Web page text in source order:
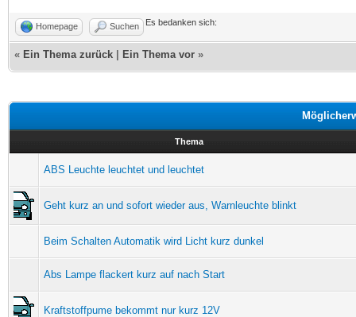
Homepage Suchen Es bedanken sich:
« Ein Thema zurück Ein Thema vor »
Thema
ABS Leuchte leuchtet und leuchtet
Geht kurz an und sofort wieder aus, Warnleuchte blinkt
Beim Schalten Automatik wird Licht kurz dunkel
Abs Lampe flackert kurz auf nach Start
Kraftstoffpume bekommt nur kurz 12V